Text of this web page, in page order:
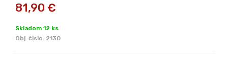
81,90 €
Skladom 12 ks
Obj. čislo: 2130